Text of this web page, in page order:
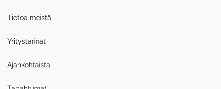
Tietoa meistä
Yritystarinat
Ajankohtaista